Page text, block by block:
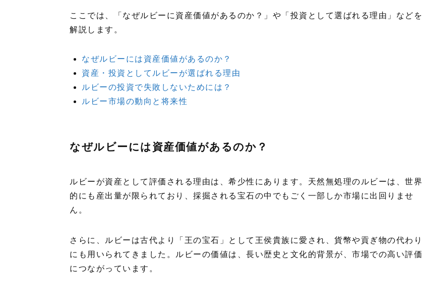
ここでは、「なぜルビーに資産価値があるのか？」や「投資として選ばれる理由」などを
解説します。
なぜルビーには資産価値があるのか？
資産・投資としてルビーが選ばれる理由
ルビーの投資で失敗しないためには？
ルビー市場の動向と将来性
なぜルビーには資産価値があるのか？
ルビーが資産として評価される理由は、希少性にあります。天然無処理のルビーは、世界
的にも産出量が限られており、採掘される宝石の中でもごく一部しか市場に出回りませ
ん。
さらに、ルビーは古代より「王の宝石」として王侯貴族に愛され、貨幣や貢ぎ物の代わり
にも用いられてきました。ルビーの価値は、長い歴史と文化的背景が、市場での高い評価
につながっています。